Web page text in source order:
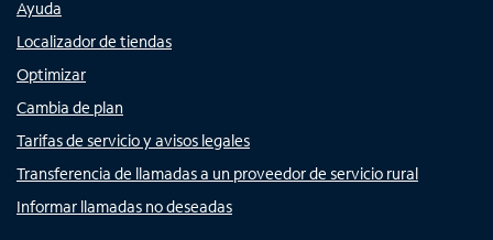
Ayuda
Localizador de tiendas
Optimizar
Cambia de plan
Tarifas de servicio y avisos legales
Transferencia de llamadas a un proveedor de servicio rural
Informar llamadas no deseadas